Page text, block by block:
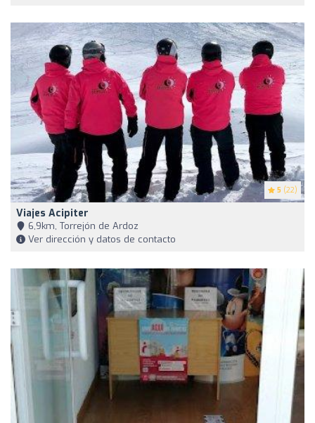
5 (22)
Viajes Acipiter
6,9km, Torrejón de Ardoz
Ver dirección y datos de contacto